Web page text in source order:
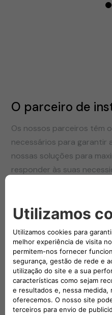
0
O parceiro de
Os nossos parceiros têm
necessários para garantir
nossas soluções para
responder às suas
Alemanha
Itália